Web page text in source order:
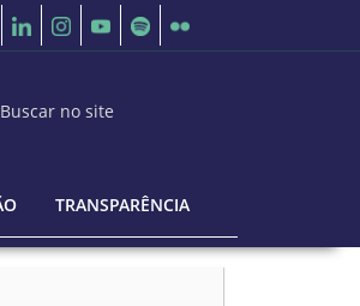
no site
TRANSPARÊNCIA